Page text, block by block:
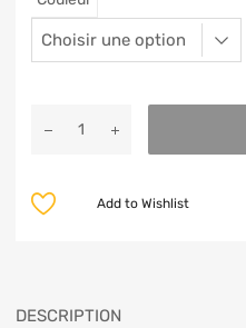
Add to Wishlist
DESCRIPTION